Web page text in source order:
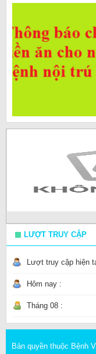
LƯỢT TRUY CẬP
Lượt truy cập hiện
Hôm nay :
Tháng 08 :
Bản quyền thuộc Bệnh